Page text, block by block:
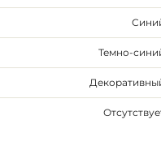
Темно-